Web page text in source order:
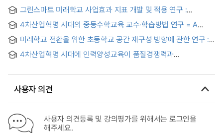
그린스마트 미래학교 사업효과 지표 개발 및 적용 연구 :
4차산업혁명 시대의 중등수학교육 교수·학습방법 연구 = A
Mathematics Education in the Fourth Industrial Revolution
Era
미래학교 전환을 위한 초등학교 공간 재구성 방향에 관한 연구 :
Spatial Restructuring in the Elementary School for Future
the Open School
4차산업혁명 시대에 인력양성교육이 품질경쟁력과
Customer Satisfaction in the Fourth Industrial Revolution:
사용자 의견
사용자 의견등록 및 강의평가를 위해서는 로그인을
해주세요.